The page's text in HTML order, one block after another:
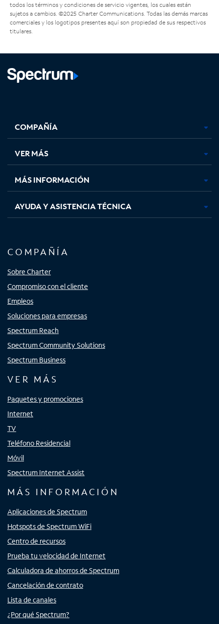
todos los términos y condiciones de servicio vigentes, los cuales están
sujetos a cambios. ©2025 Charter Communications. Todas las demás marcas
comerciales y los logotipos presentes aquí son propiedad de sus respectivos
titulares.
abre
en
pestaña
nueva
abre
en
pestaña
nueva
abre
en
pestaña
nueva
en
nueva
COMPAÑÍA
VER MÁS
MÁS INFORMACIÓN
AYUDA Y ASISTENCIA TÉCNICA
COMPAÑÍA
Sobre Charter
Compromiso con el cliente
Empleos
Soluciones para empresas
Spectrum Reach
Spectrum Community Solutions
Spectrum Business
VER MÁS
Paquetes y promociones
Internet
TV
Teléfono Residencial
Móvil
Spectrum Internet Assist
MÁS INFORMACIÓN
Aplicaciones de Spectrum
Hotspots de Spectrum WiFi
Centro de recursos
Prueba tu velocidad de Internet
Calculadora de ahorros de Spectrum
Cancelación de contrato
Lista de canales
¿Por qué Spectrum?